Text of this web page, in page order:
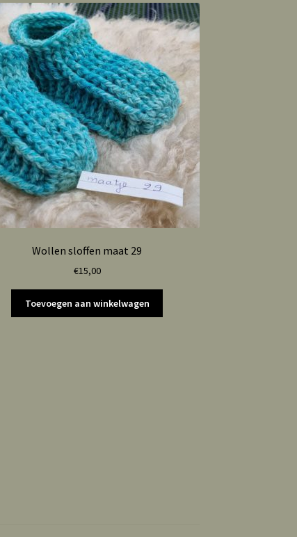
Wollen sloffen maat 29
€15,00
Toevoegen aan winkelwagen